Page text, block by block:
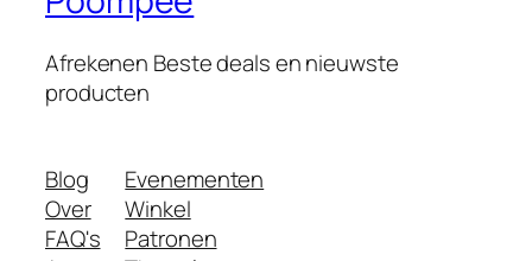
Afrekenen Beste deals en nieuwste
producten
Blog
Over
FAQ's
Evenementen
Winkel
Patronen